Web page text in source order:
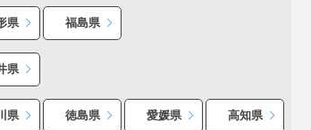
県 福島県
県
県 徳島県 愛媛県 高知県